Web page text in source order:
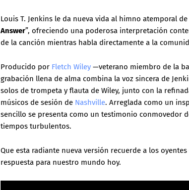
Louis T. Jenkins le da nueva vida al himno atemporal de
Answer”, ofreciendo una poderosa interpretación
de la canción mientras habla directamente a la
Producido por Fletch Wiley —veterano miembro de la
grabación llena de alma combina la voz sincera de
solos de trompeta y flauta de Wiley, junto con la
músicos de sesión de Nashville. Arreglada como un
sencillo se presenta como un testimonio conmovedor
tiempos turbulentos.
Que esta radiante nueva versión recuerde a los
respuesta para nuestro mundo hoy.